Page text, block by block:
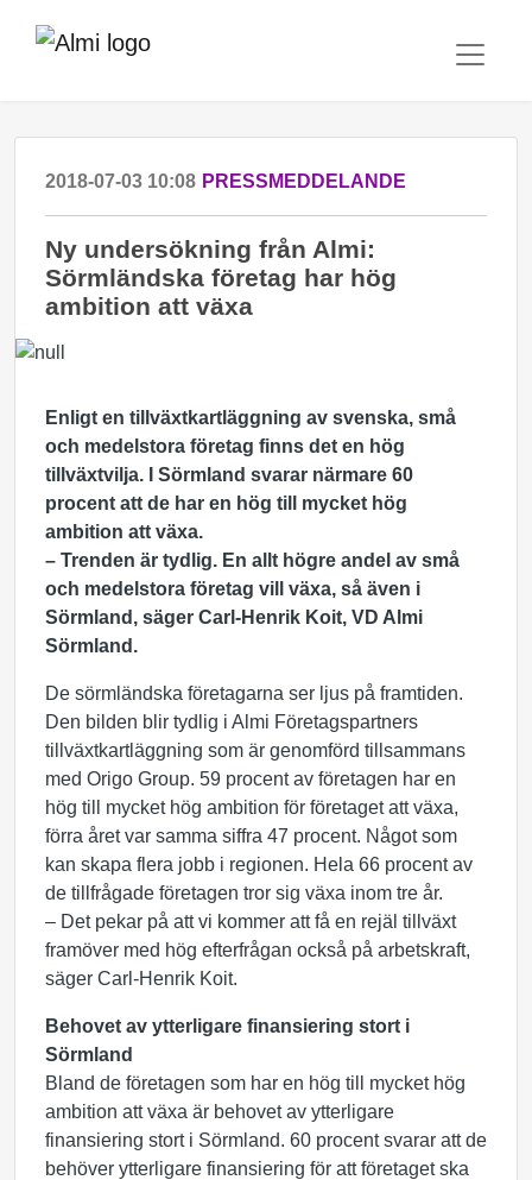
2018-07-03 10:08 PRESSMEDDELANDE
Ny undersökning från Almi:
Sörmländska företag har hög
ambition att växa
Enligt en tillväxtkartläggning av svenska, små
och medelstora företag finns det en hög
tillväxtvilja. I Sörmland svarar närmare 60
procent att de har en hög till mycket hög
ambition att växa.
– Trenden är tydlig. En allt högre andel av små
och medelstora företag vill växa, så även i
Sörmland, säger Carl-Henrik Koit, VD Almi
Sörmland.
De sörmländska företagarna ser ljus på framtiden.
Den bilden blir tydlig i Almi Företagspartners
tillväxtkartläggning som är genomförd tillsammans
med Origo Group. 59 procent av företagen har en
hög till mycket hög ambition för företaget att växa,
förra året var samma siffra 47 procent. Något som
kan skapa flera jobb i regionen. Hela 66 procent av
de tillfrågade företagen tror sig växa inom tre år.
– Det pekar på att vi kommer att få en rejäl tillväxt
framöver med hög efterfrågan också på arbetskraft,
säger Carl-Henrik Koit.
Behovet av ytterligare finansiering stort i
Sörmland
Bland de företagen som har en hög till mycket hög
ambition att växa är behovet av ytterligare
finansiering stort i Sörmland. 60 procent svarar att de
behöver ytterligare finansiering för att företaget ska